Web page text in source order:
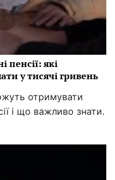
пенсії: які
у тисячі гривень
отримувати
і що важливо знати.